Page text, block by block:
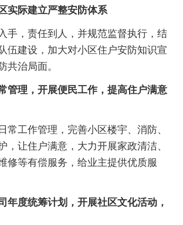
际建立严整安防体系
，责任到人，并规范监督执行，结
伍建设，加大对小区住户安防知识宣
共治局面。
理，开展便民工作，提高住户满意
工作管理，完善小区楼宇、消防、
，让住户满意，大力开展家政清洁、
修等有偿服务，给业主提供优质服
度统筹计划，开展社区文化活动，